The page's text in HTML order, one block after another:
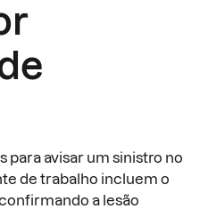
para avisar um sinistro no
de trabalho incluem o
a lesão